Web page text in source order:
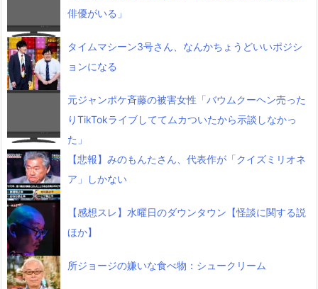
俳優がいる」
タイムマシーン3号さん、なんかちょうどいいポジシ
ョンになる
元ジャンポケ斉藤の被害女性「バウムクーヘン売った
りTikTokライブしててムカついたから示談しなかっ
た」
【悲報】みのもんたさん、代表作が「クイズミリオネ
ア」しかない
【感想スレ】水曜日のダウンタウン【怪談に関する説
ほか】
所ジョージの嫌いな食べ物：シュークリーム